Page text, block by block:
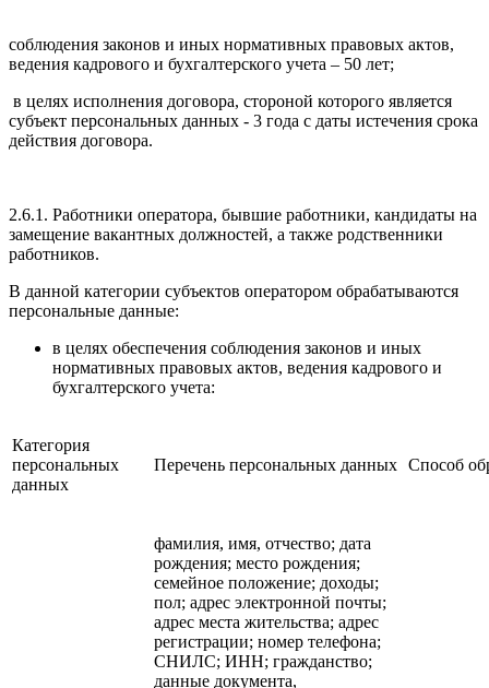
соблюдения законов и иных нормативных правовых актов,
ведения кадрового и бухгалтерского учета – 50 лет;
в целях исполнения договора, стороной которого является
субъект персональных данных - 3 года с даты истечения срока
действия договора.
2.6.1. Работники оператора, бывшие работники, кандидаты на
замещение вакантных должностей, а также родственники
работников.
В данной категории субъектов оператором обрабатываются
персональные данные:
в целях обеспечения соблюдения законов и иных
нормативных правовых актов, ведения кадрового и
бухгалтерского учета:
Категория
персональных
данных
Перечень персональных данных Способ
фамилия, имя, отчество; дата
рождения; место рождения;
семейное положение; доходы;
пол; адрес электронной почты;
адрес места жительства; адрес
регистрации; номер телефона;
СНИЛС; ИНН; гражданство;
данные документа,